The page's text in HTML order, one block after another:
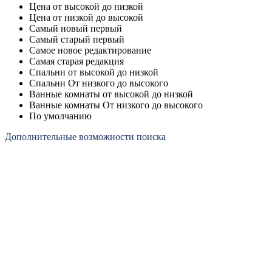
Цена от высокой до низкой
Цена от низкой до высокой
Самый новый первый
Самый старый первый
Самое новое редактирование
Самая старая редакция
Спальни от высокой до низкой
Спальни От низкого до высокого
Ванные комнаты от высокой до низкой
Ванные комнаты От низкого до высокого
По умолчанию
Дополнительные возможности поиска